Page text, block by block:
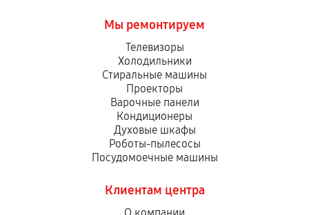
Мы ремонтируем
Телевизоры
Холодильники
Стиральные машины
Проекторы
Варочные панели
Кондиционеры
Духовые шкафы
Роботы-пылесосы
Посудомоечные машины
Клиентам центра